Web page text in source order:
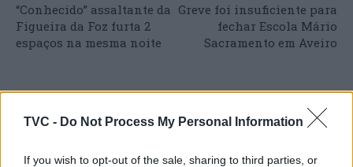
TVC - Do Not Process My Personal Information
If you wish to opt-out of the sale, sharing to third parties, or
“Conhecido” assaltante da
Figueira da Foz furta 2
espaços na mesma noite
Greve foi insuficiente para
fechar Escola Mário
Sacramento em Aveiro
ARTIGOS RELACIONADOSMAIS DO AUTOR